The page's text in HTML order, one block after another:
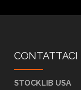
CONTATTACI
STOCKLIB USA